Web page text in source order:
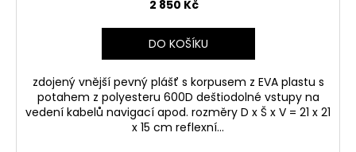
2 850 Kč
DO KOŠÍKU
zdojený vnější pevný plášť s korpusem z EVA plastu s
potahem z polyesteru 600D deštiodolné vstupy na
vedení kabelů navigací apod. rozměry D x Š x V = 21 x 21
x 15 cm reflexní...